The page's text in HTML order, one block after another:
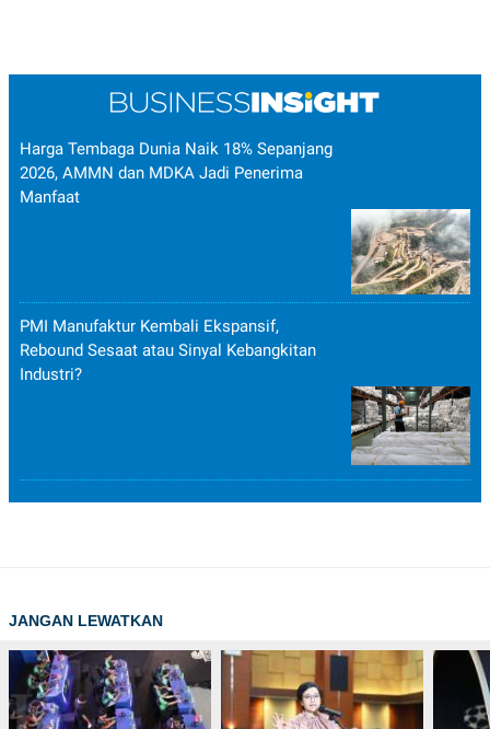
Harga Tembaga Dunia Naik 18% Sepanjang
2026, AMMN dan MDKA Jadi Penerima
Manfaat
PMI Manufaktur Kembali Ekspansif,
Rebound Sesaat atau Sinyal Kebangkitan
Industri?
JANGAN LEWATKAN